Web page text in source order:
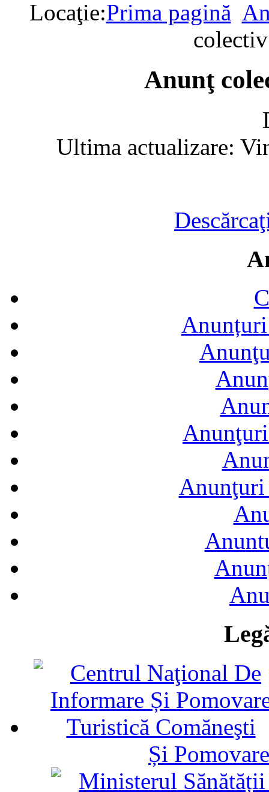
Locaţie:Prima pagină
Anunţ
Ultima actualizare:
Și